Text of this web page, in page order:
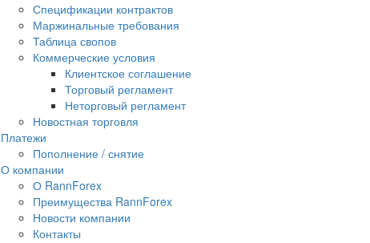
Спецификации контрактов
Маржинальные требования
Таблица свопов
Коммерческие условия
Клиентское соглашение
Торговый регламент
Неторговый регламент
Новостная торговля
Платежи
Пополнение / снятие
О компании
О RannForex
Преимущества RannForex
Новости компании
Контакты